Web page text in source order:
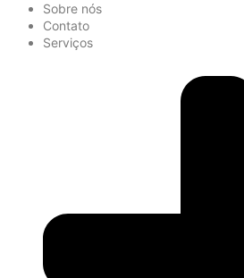
Sobre nós
Contato
Serviços